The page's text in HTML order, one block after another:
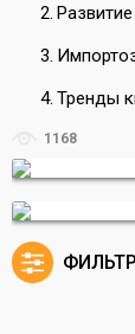
Тренды
1168
ФИЛЬТР